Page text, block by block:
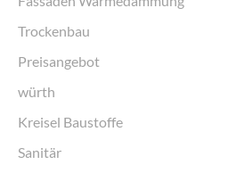
Trockenbau
Preisangebot
würth
Kreisel Baustoffe
Sanitär
ADD TO CART